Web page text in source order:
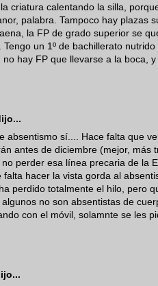
criatura calentando la silla,
palabra. Tampoco hay plazas
la FP de grado superior se
Tengo un 1º de bachillerato
no hay FP que llevarse a la boca,
absentismo sí.... Hace falta que
antes de diciembre (mejor, más
perder esa línea precaria de la
falta hacer la vista gorda al
perdido totalmente el hilo, pero
no son absentistas de
con el móvil, solamnte se les